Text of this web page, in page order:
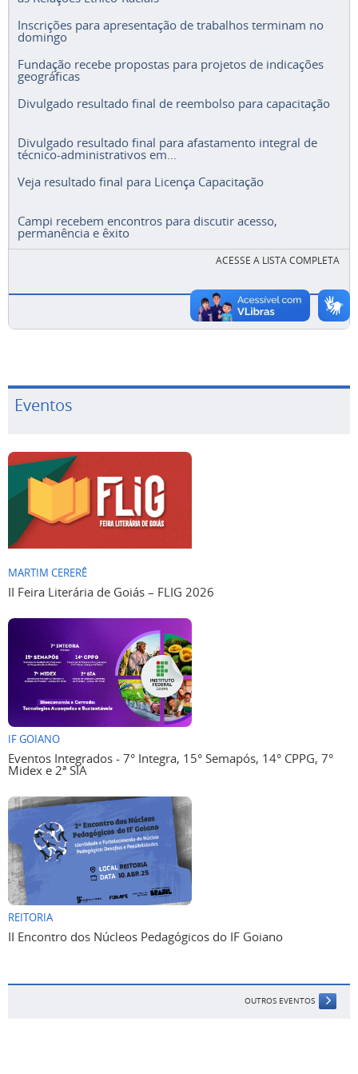
Inscrições para apresentação de trabalhos terminam no
domingo
Fundação recebe propostas para projetos de indicações
geográficas
Divulgado resultado final de reembolso para capacitação
Divulgado resultado final para afastamento integral de
técnico-administrativos em...
Veja resultado final para Licença Capacitação
Campi recebem encontros para discutir acesso,
permanência e êxito
ACESSE A LISTA COMPLETA
Eventos
MARTIM CERERÊ
II Feira Literária de Goiás – FLIG 2026
IF GOIANO
Eventos Integrados - 7° Integra, 15° Semapós, 14° CPPG, 7°
Midex e 2ª SIA
REITORIA
II Encontro dos Núcleos Pedagógicos do IF Goiano
OUTROS EVENTOS